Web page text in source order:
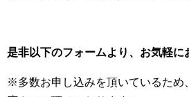
是非以下のフォームより、お気軽に
※多数お申し込みを頂いているため